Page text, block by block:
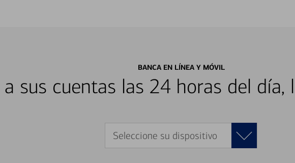
BANCA EN LÍNEA Y MÓVIL
sus cuentas las 24 horas del
Seleccione su dispositivo